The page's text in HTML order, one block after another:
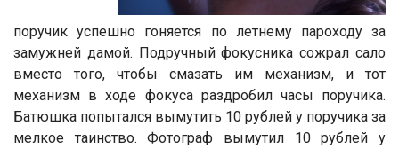
поручик успешно гоняется по летнему пароходу за
замужней дамой. Подручный фокусника сожрал сало
вместо того, чтобы смазать им механизм, и тот
механизм в ходе фокуса раздробил часы поручика.
Батюшка попытался вымутить 10 рублей у поручика за
мелкое таинство. Фотограф вымутил 10 рублей у